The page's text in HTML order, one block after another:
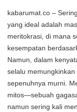
kabarumat.co –
yang ideal adalah
meritokrasi, di mana
kesempatan
Namun, dalam
selalu
sepenuhnya murni.
mitos—sebuah
namun sering kali